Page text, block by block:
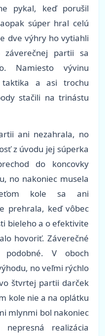
pykal, keď porušil
súper hral celú
dve výhry ho vytiahli
partii sa
Namiesto vývinu
taktika a asi trochu
stačili na trinástu
ani nezahrala, no
z úvodu jej súperka
do koncovky
no nakoniec musela
kole sa ani
prehrala, keď vôbec
bieleho a o efektivite
hovoriť. Záverečné
V oboch
no veľmi rýchlo
štvrtej partii darček
kole nie a na oplátku
mlynmi bol nakoniec
realizácia